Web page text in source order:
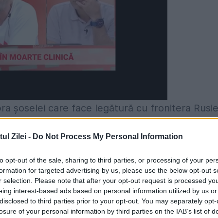
Zilei - Do Not Process My Personal Information
opt-out of the sale, sharing to third parties, or processing of your
for targeted advertising by us, please use the below opt-out
selection. Please note that after your opt-out request is processed
interest-based ads based on personal information utilized by us
to third parties prior to your opt-out. You may separately
of your personal information by third parties on the IAB’s list of
şoselei care face legătură cu fronitera
militar, scrie mediafax.ro. El a precizat că
Novosvitlivka şi au închis ultimele
rebelii pro-ruşi, în special în zona punctului
22 de locuitori din Lugansk au fost